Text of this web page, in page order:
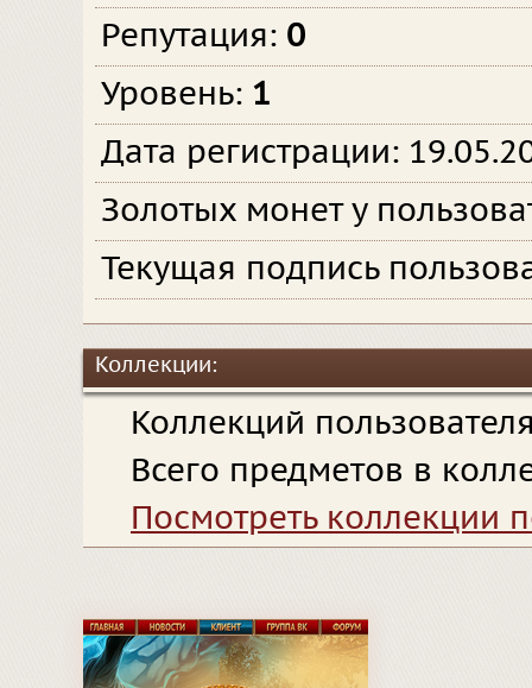
Репутация: 0
Уровень: 1
Дата регистрации:
Золотых монет у
Текущая подпись
Коллекции:
Коллекций
Всего предметов в
Посмотреть коллекции